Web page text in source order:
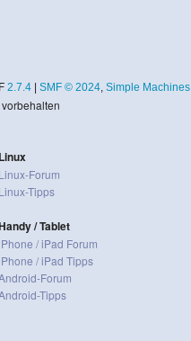
2.7.4| SMF © 2024, Simple Machines
Linux
Linux-Forum
Linux-Tipps
/ Tablet
/ iPad Forum
/ iPad Tipps
Forum
Tipps